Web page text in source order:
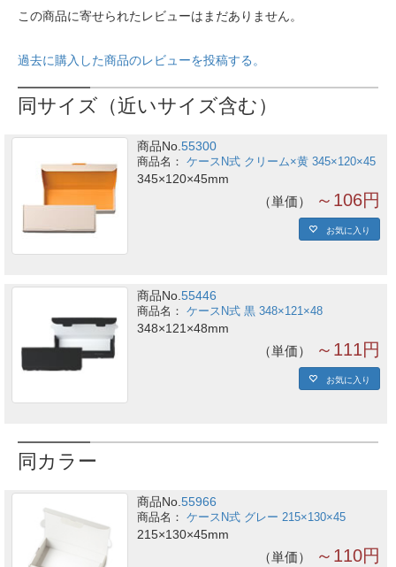
この商品に寄せられたレビューはまだありません。
過去に購入した商品のレビューを投稿する。
同サイズ（近いサイズ含む）
商品No.55300
ケースN式 クリーム×黄 345×120×45
345×120×45mm
単価 ～106円
お気に入り
商品No.55446
ケースN式 黒 348×121×48
348×121×48mm
単価 ～111円
お気に入り
同カラー
商品No.55966
ケースN式 グレー 215×130×45
215×130×45mm
単価 ～110円